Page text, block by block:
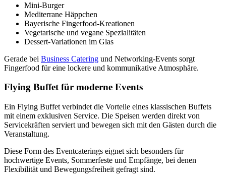
Mini-Burger
Mediterrane Häppchen
Bayerische Fingerfood-Kreationen
Vegetarische und vegane Spezialitäten
Dessert-Variationen im Glas
Gerade bei Business Catering und Networking-Events sorgt
Fingerfood für eine lockere und kommunikative Atmosphäre.
Flying Buffet für moderne Events
Ein Flying Buffet verbindet die Vorteile eines klassischen Buffets
mit einem exklusiven Service. Die Speisen werden direkt von
Servicekräften serviert und bewegen sich mit den Gästen durch die
Veranstaltung.
Diese Form des Eventcaterings eignet sich besonders für
hochwertige Events, Sommerfeste und Empfänge, bei denen
Flexibilität und Bewegungsfreiheit gefragt sind.